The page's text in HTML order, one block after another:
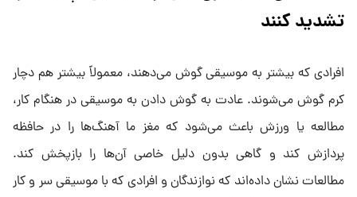
تشدید کنند
افرادی که بیشتر به موسیقی گوش می‌دهند، معمولاً بیشتر هم دچار
کرم گوش می‌شوند. عادت به گوش دادن به موسیقی در هنگام کار،
مطالعه یا ورزش باعث می‌شود که مغز ما آهنگ‌ها را در حافظه
پردازش کند و گاهی بدون دلیل خاصی آن‌ها را بازپخش کند.
مطالعات نشان داده‌اند که نوازندگان و افرادی که با موسیقی سر و کار